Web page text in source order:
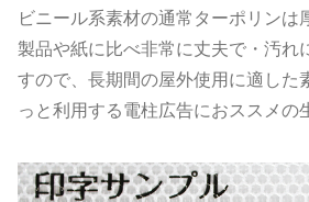
ビニール系素材の通常ターポリンは
製品や紙に比べ非常に丈夫で・汚れ
すので、長期間の屋外使用に適した
っと利用する電柱広告におススメの